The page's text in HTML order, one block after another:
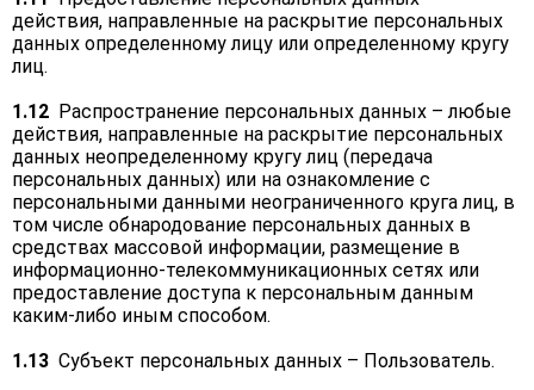
действия, направленные на раскрытие персональных
данных определенному лицу или определенному кругу
лиц.
1.12 Распространение персональных данных – любые
действия, направленные на раскрытие персональных
данных неопределенному кругу лиц (передача
персональных данных) или на ознакомление с
персональными данными неограниченного круга лиц, в
том числе обнародование персональных данных в
средствах массовой информации, размещение в
информационно-телекоммуникационных сетях или
предоставление доступа к персональным данным
каким-либо иным способом.
1.13 Субъект персональных данных – Пользователь.